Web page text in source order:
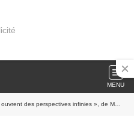
MENU
infinies », de Mme Emmanuelle Ducros dans l'Opinion